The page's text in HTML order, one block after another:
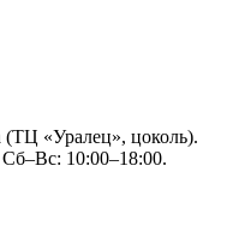
(ТЦ «Уралец», цоколь).
10:00–18:00.